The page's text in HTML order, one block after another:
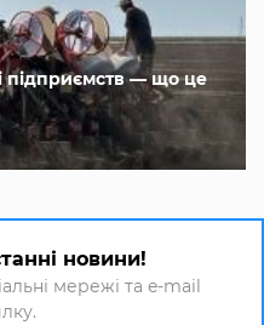
підприємств — що це
новини!
мережі та e-mail